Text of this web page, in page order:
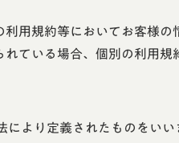
用規約等においてお客様
ている場合、個別の利用規
より定義されたものをい